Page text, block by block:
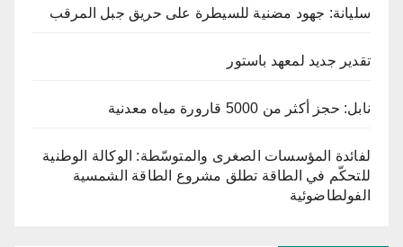
سليانة: جهود مضنية للسيطرة على حريق جبل المرقب
تقدير جديد لمعهد باستور
نابل: حجز أكثر من 5000 قارورة مياه معدنية
لفائدة المؤسسات الصغرى والمتوسّطة: الوكالة الوطنية
للتحكّم في الطاقة تطلق مشروع الطاقة الشمسية
الفولطاضوئية